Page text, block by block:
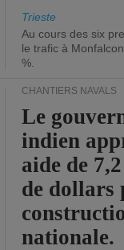
Trieste
Au cours des six
le trafic à
%.
CHANTIERS NAVALS
Le
indien
aide de
de dollars
nationale.